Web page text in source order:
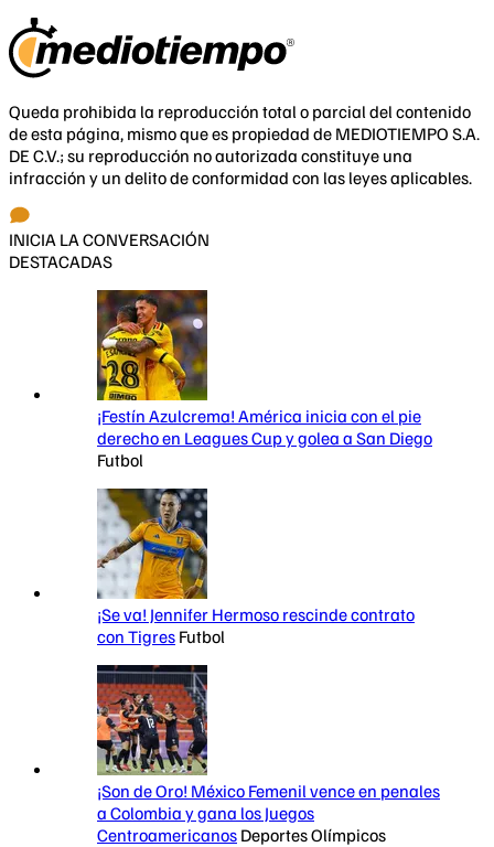
Queda prohibida la reproducción total o parcial del contenido
de esta página, mismo que es propiedad de MEDIOTIEMPO S.A.
DE C.V.; su reproducción no autorizada constituye una
infracción y un delito de conformidad con las leyes aplicables.
INICIA LA CONVERSACIÓN
DESTACADAS
¡Festín Azulcrema! América inicia con el pie
derecho en Leagues Cup y golea a San Diego
Futbol
¡Se va! Jennifer Hermoso rescinde contrato
con Tigres Futbol
¡Son de Oro! México Femenil vence en penales
a Colombia y gana los Juegos
Centroamericanos Deportes Olímpicos